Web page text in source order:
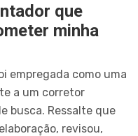
que
minha
empregada como uma
a um corretor
busca. Ressalte que
revisou,